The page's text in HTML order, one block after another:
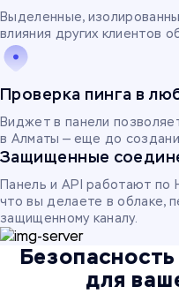
Выделенные,
влияния других клиентов
Проверка пинга в
Виджет в панели
в Алматы — еще до
Защищенные
Панель и API работают по
что вы делаете в облаке,
защищенному каналу.
для